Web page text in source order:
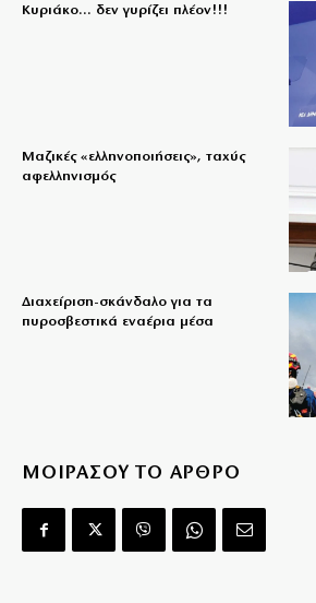
Κυριάκο… δεν γυρίζει πλέον!!!
Μαζικές «ελληνοποιήσεις», ταχύς
αφελληνισμός
Διαχείριση-σκάνδαλο για τα
πυροσβεστικά εναέρια μέσα
ΜΟΙΡΑΣΟΥ ΤΟ ΑΡΘΡΟ